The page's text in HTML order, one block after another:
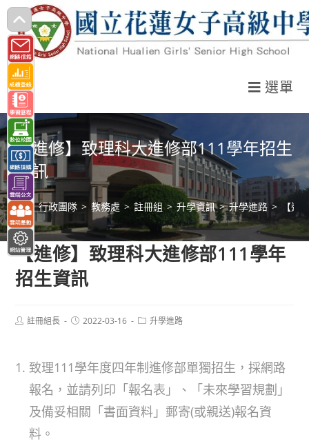
跳
轉
至
主
要
內
容
選單
【進修】致理科大進修部111學年招生
資訊
> 行政團隊 > 教務處 > 註冊組 > 升學資訊 > 升學進路 > 【進
【進修】致理科大進修部111學年
招生資訊
Post註冊組長
Post2022-03-16
Post升學進路
致理111學年度四年制進修部單獨招生，採網路
報名，並請列印「報名表」、「未來學習規劃」
及備妥相關「書面資料」郵寄(或親送)報名資
料。